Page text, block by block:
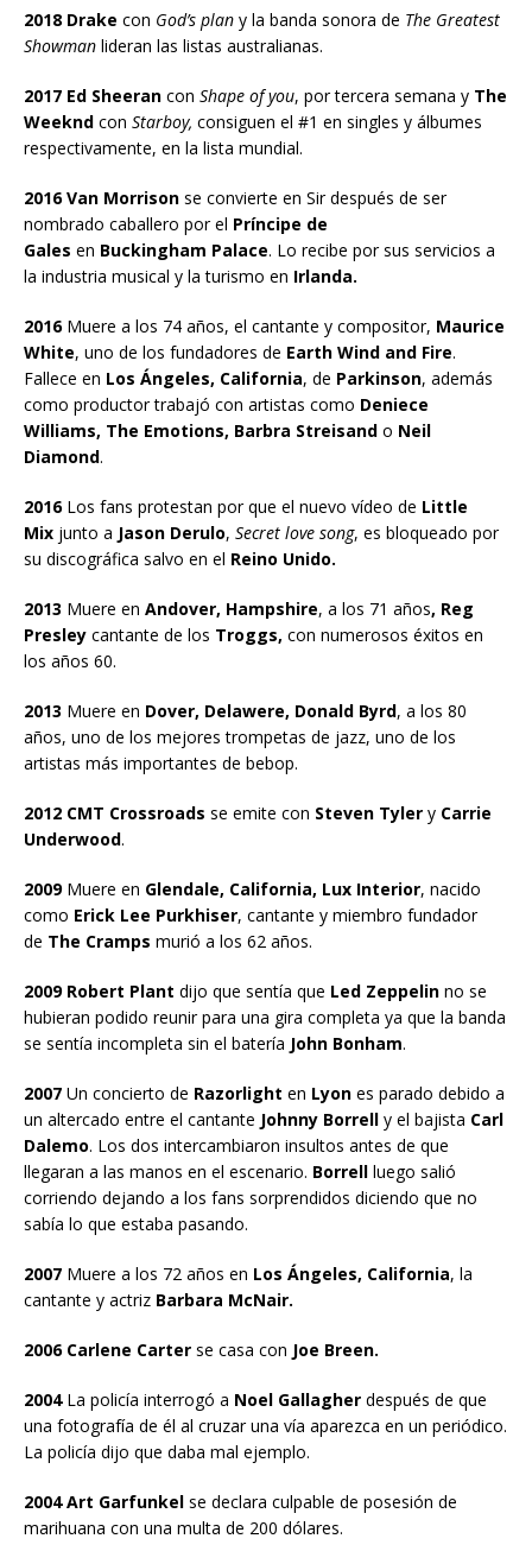
2018 Drake con God’s plan y la banda sonora de The Greatest
Showman lideran las listas australianas.
2017 Ed Sheeran con Shape of you, por tercera semana y The
Weeknd con Starboy, consiguen el #1 en singles y álbumes
respectivamente, en la lista mundial.
2016 Van Morrison se convierte en Sir después de ser
nombrado caballero por el Príncipe de
Gales en Buckingham Palace. Lo recibe por sus servicios a
la industria musical y la turismo en Irlanda.
2016Muere a los 74 años, el cantante y compositor, Maurice
White, uno de los fundadores de Earth Wind and Fire.
Fallece en Los Ángeles, California, de Parkinson, además
como productor trabajó con artistas como Deniece
Williams, The Emotions, Barbra Streisand o Neil
Diamond.
2016Los fans protestan por que el nuevo vídeo de Little
Mix junto a Jason Derulo, Secret love song, es bloqueado por
su discográfica salvo en el Reino Unido.
2013 Muere en Andover, Hampshire, a los 71 años, Reg
Presley cantante de los Troggs, con numerosos éxitos en
los años 60.
2013 Muere en Dover, Delawere, Donald Byrd, a los 80
años, uno de los mejores trompetas de jazz, uno de los
artistas más importantes de bebop.
2012 CMT Crossroads se emite con Steven Tyler y Carrie
Underwood.
2009Muere en Glendale, California, Lux Interior, nacido
como Erick Lee Purkhiser, cantante y miembro fundador
de The Cramps murió a los 62 años.
2009 Robert Plant dijo que sentía que Led Zeppelin no se
hubieran podido reunir para una gira completa ya que la banda
se sentía incompleta sin el batería John Bonham.
2007 Un concierto de Razorlight en Lyon es parado debido a
un altercado entre el cantante Johnny Borrell y el bajista Carl
Dalemo. Los dos intercambiaron insultos antes de que
llegaran a las manos en el escenario. Borrell luego salió
corriendo dejando a los fans sorprendidos diciendo que no
sabía lo que estaba pasando.
2007 Muere a los 72 años en Los Ángeles, California, la
cantante y actriz Barbara McNair.
2006 Carlene Carter se casa con Joe Breen.
2004La policía interrogó a Noel Gallagher después de que
una fotografía de él al cruzar una vía aparezca en un periódico.
La policía dijo que daba mal ejemplo.
2004 Art Garfunkel se declara culpable de posesión de
marihuana con una multa de 200 dólares.